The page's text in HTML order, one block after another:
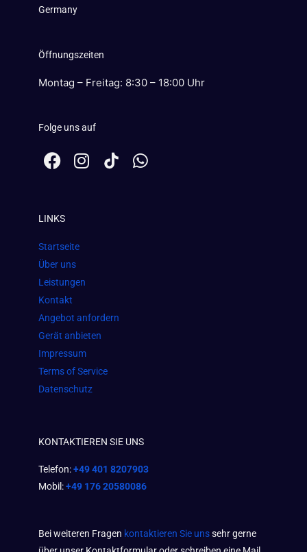
Germany
Öffnungszeiten
Montag – Freitag: 8:30 – 18:00 Uhr
Folge uns auf
F
a
b
o
o
k
I
n
m
W
h
LINKS
Startseite
Über uns
Leistungen
Kontakt
Angebot anfordern
Gerät anbieten
Impressum
Terms of Service
Datenschutz
KONTAKTIEREN SIE UNS
Telefon:+49 401 8207903
Mobil:+49 176 20580086
Bei weiteren Fragen kontaktieren Sie unssehr gerne